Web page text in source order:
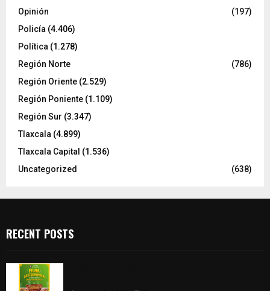
Opinión
(197)
Policía (4.406)
Política (1.278)
Región Norte
(786)
Región Oriente (2.529)
Región Poniente (1.109)
Región Sur (3.347)
Tlaxcala (4.899)
Tlaxcala Capital (1.536)
Uncategorized
(638)
RECENT POSTS